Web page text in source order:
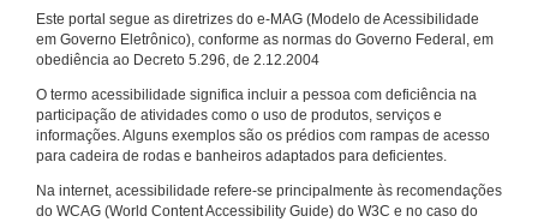
Este portal segue as diretrizes do e-MAG (Modelo de Acessibilidade
em Governo Eletrônico), conforme as normas do Governo Federal, em
obediência ao Decreto 5.296, de 2.12.2004
O termo acessibilidade significa incluir a pessoa com deficiência na
participação de atividades como o uso de produtos, serviços e
informações. Alguns exemplos são os prédios com rampas de acesso
para cadeira de rodas e banheiros adaptados para deficientes.
Na internet, acessibilidade refere-se principalmente às recomendações
do WCAG (World Content Accessibility Guide) do W3C e no caso do